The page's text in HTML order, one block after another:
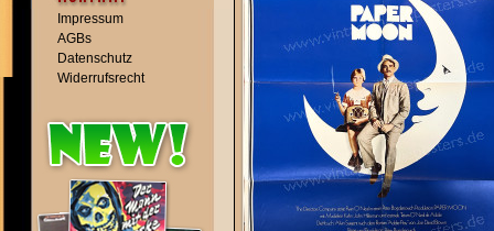
Impressum
AGBs
Datenschutz
Widerrufsrecht